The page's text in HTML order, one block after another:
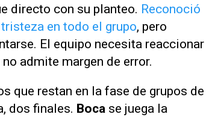
directo con su planteo. Reconoció
en todo el grupo, pero
El equipo necesita reaccionar
admite margen de error.
que restan en la fase de grupos de
dos finales. Boca se juega la